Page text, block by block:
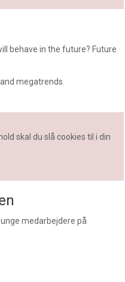
behave in the future? Future
megatrends.
skal du slå cookies til i din
medarbejdere på